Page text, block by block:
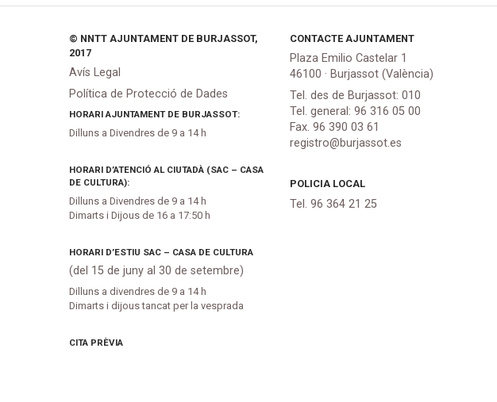
© NNTT AJUNTAMENT DE BURJASSOT,
2017
Avís Legal
Política de Protecció de Dades
HORARI AJUNTAMENT DE BURJASSOT:
Dilluns a Divendres de 9 a 14 h
HORARI D’ATENCIÓ AL CIUTADÀ (SAC – CASA
DE CULTURA):
Dilluns a Divendres de 9 a 14 h
Dimarts i Dijous de 16 a 17:50 h
HORARI D’ESTIU SAC – CASA DE CULTURA
(del 15 de juny al 30 de setembre)
Dilluns a divendres de 9 a 14 h
Dimarts i dijous tancat per la vesprada
CITA PRÈVIA
CONTACTE AJUNTAMENT
Plaza Emilio Castelar 1
46100 · Burjassot (València)
Tel. des de Burjassot: 010
Tel. general: 96 316 05 00
Fax. 96 390 03 61
registro@burjassot.es
POLICIA LOCAL
Tel. 96 364 21 25